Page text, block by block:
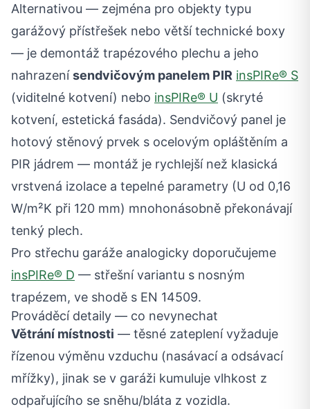
Alternativou — zejména pro objekty typu
garážový přístřešek nebo větší technické boxy
— je demontáž trapézového plechu a jeho
nahrazenísendvičovým panelem PIR insPIRe® S
(viditelné kotvení) nebo insPIRe® U (skryté
kotvení, estetická fasáda). Sendvičový panel je
hotový stěnový prvek s ocelovým opláštěním a
PIR jádrem — montáž je rychlejší než klasická
vrstvená izolace a tepelné parametry (U od 0,16
W/m²K při 120 mm) mnohonásobně překonávají
tenký plech.
Pro střechu garáže analogicky doporučujeme
insPIRe® D — střešní variantu s nosným
trapézem, ve shodě s EN 14509.
Prováděcí detaily — co nevynechat
Větrání místnosti — těsné zateplení vyžaduje
řízenou výměnu vzduchu (nasávací a odsávací
mřížky), jinak se v garáži kumuluje vlhkost z
odpařujícího se sněhu/bláta z vozidla.